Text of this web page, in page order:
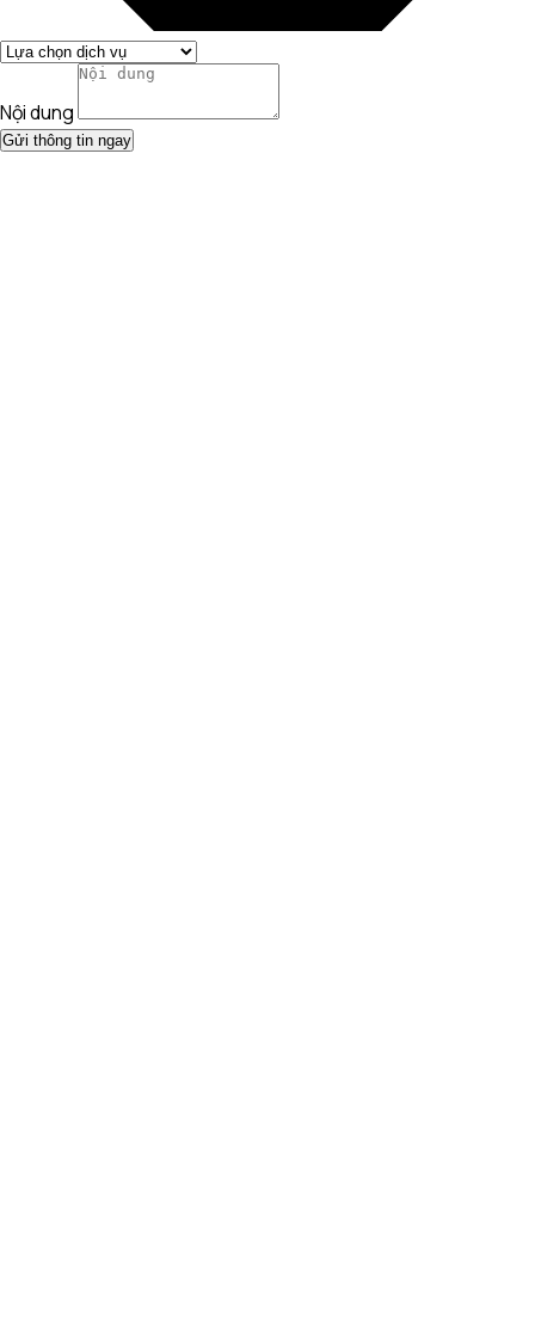
Nội dung
Gửi thông tin ngay